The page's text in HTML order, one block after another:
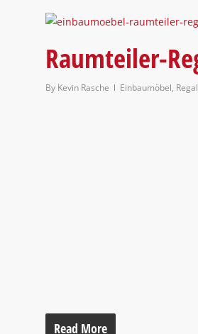
Raumteiler-
By Kevin Rasche Einbaumöbel,
Read More